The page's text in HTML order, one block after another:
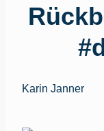
Karin Janner